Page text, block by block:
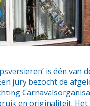
is één
jury bezocht de
en originaliteit. Het